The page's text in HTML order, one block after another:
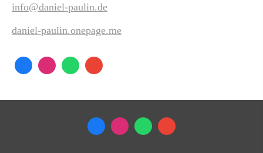
info@daniel-paulin.de
daniel-paulin.onepage.me